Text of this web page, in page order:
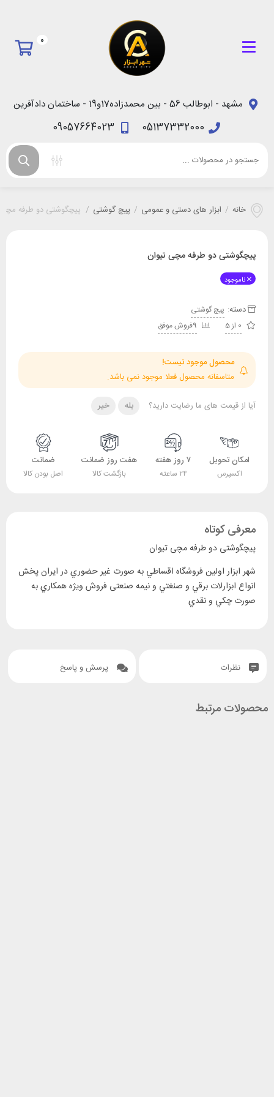
0
مشهد - ابوطالب 56 - بین محمدزاده17و19 - ساختمان دادآفرین
05137332000
09057664023
خانه / ابزار های دستی و عمومی / پیچ گوشتی / پیچگوشتی دو طرفه مچی
پیچگوشتی دو طرفه مچی تیوان
ناموجود
دسته: پیچ گوشتی
0 از 5
9فروش موفق
محصول موجود نیست!
متاسفانه محصول فعلا موجود نمی باشد.
آیا از قیمت های ما رضایت دارید؟ بله خیر
امکان تحویل
اکسپرس
۷ روز هفته
۲۴ ساعته
هفت روز ضمانت
بازگشت کالا
ضمانت
اصل بودن کالا
معرفی کوتاه
پیچگوشتی دو طرفه مچی تیوان
‎شهر ابزار اولين فروشگاه اقساطي به صورت غير حضوري در ايران پخش
انواع ابزارلات برقي و صنغتي و نيمه صنعتی فروش ويژه همکاري به
صورت چکي و نقدي
نظرات پرسش و پاسخ
محصولات مرتبط